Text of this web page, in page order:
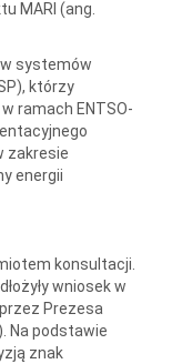
MARI (ang.
systemów
którzy
ramach ENTSO-
zakresie
energii
konsultacji.
wniosek w
Prezesa
Na podstawie
znak